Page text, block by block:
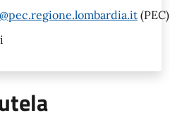
(PEC)